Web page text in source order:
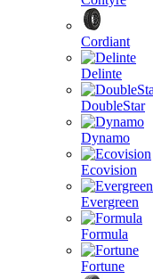
Cordiant
Delinte
DoubleStar
Dynamo
Ecovision
Evergreen
Formula
Fortune